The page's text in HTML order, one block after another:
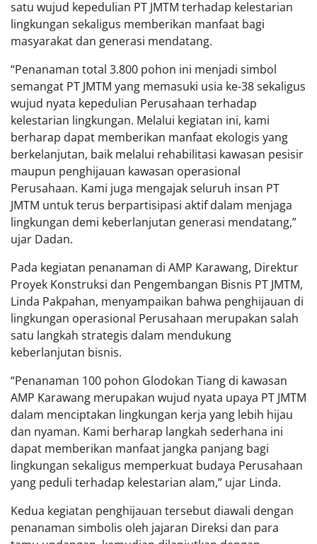
satu wujud kepedulian PT JMTM terhadap kelestarian
lingkungan sekaligus memberikan manfaat bagi
masyarakat dan generasi mendatang.
“Penanaman total 3.800 pohon ini menjadi simbol
semangat PT JMTM yang memasuki usia ke-38 sekaligus
wujud nyata kepedulian Perusahaan terhadap
kelestarian lingkungan. Melalui kegiatan ini, kami
berharap dapat memberikan manfaat ekologis yang
berkelanjutan, baik melalui rehabilitasi kawasan pesisir
maupun penghijauan kawasan operasional
Perusahaan. Kami juga mengajak seluruh insan PT
JMTM untuk terus berpartisipasi aktif dalam menjaga
lingkungan demi keberlanjutan generasi mendatang,”
ujar Dadan.
Pada kegiatan penanaman di AMP Karawang, Direktur
Proyek Konstruksi dan Pengembangan Bisnis PT JMTM,
Linda Pakpahan, menyampaikan bahwa penghijauan di
lingkungan operasional Perusahaan merupakan salah
satu langkah strategis dalam mendukung
keberlanjutan bisnis.
“Penanaman 100 pohon Glodokan Tiang di kawasan
AMP Karawang merupakan wujud nyata upaya PT JMTM
dalam menciptakan lingkungan kerja yang lebih hijau
dan nyaman. Kami berharap langkah sederhana ini
dapat memberikan manfaat jangka panjang bagi
lingkungan sekaligus memperkuat budaya Perusahaan
yang peduli terhadap kelestarian alam,” ujar Linda.
Kedua kegiatan penghijauan tersebut diawali dengan
penanaman simbolis oleh jajaran Direksi dan para